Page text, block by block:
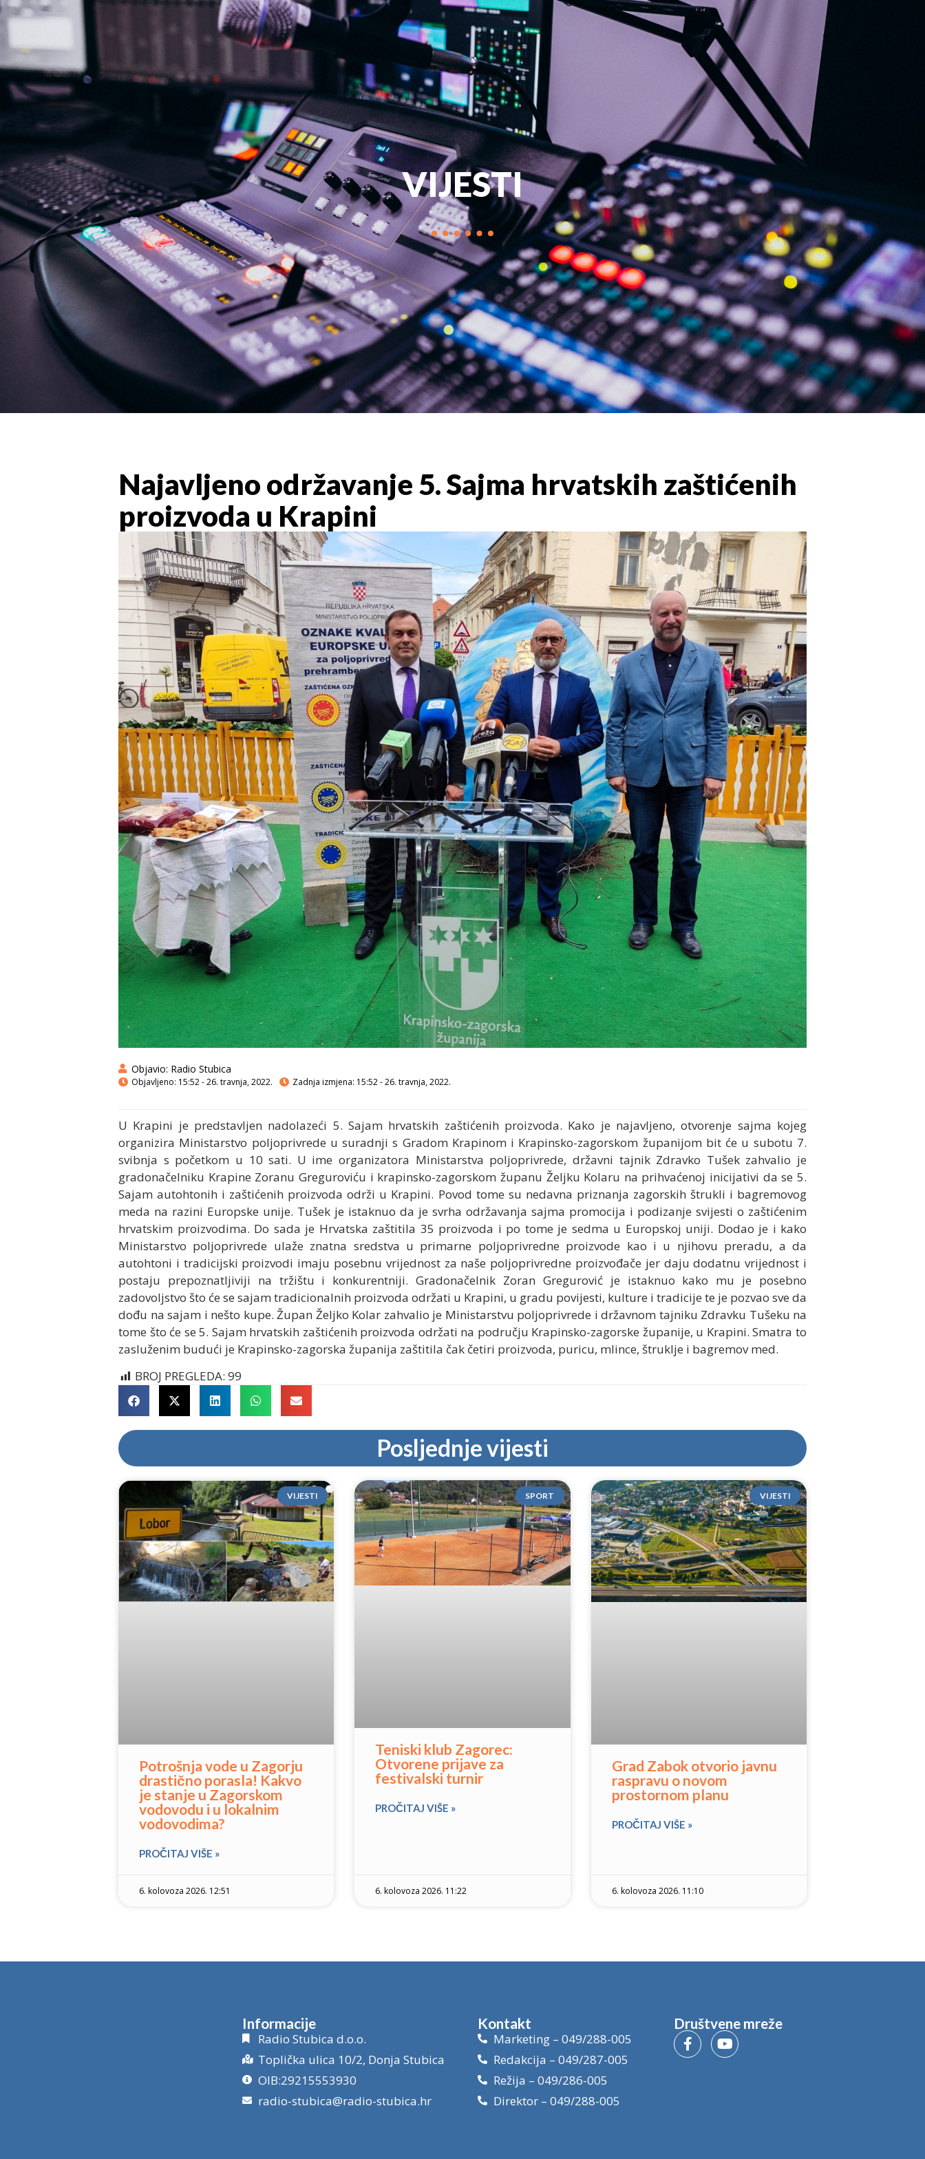
NASLOVNA VIJESTI PROGRAM MARKETING KONTAKT DOKUMENTI
VIJESTI
Najavljeno održavanje 5. Sajma hrvatskih zaštićenih
proizvoda u Krapini
Objavio: Radio Stubica
Objavljeno: 15:52 - 26. travnja, 2022. Zadnja izmjena: 15:52 - 26. travnja, 2022.
U Krapini je predstavljen nadolazeći 5. Sajam hrvatskih zaštićenih proizvoda. Kako je najavljeno, otvorenje sajma kojeg
organizira Ministarstvo poljoprivrede u suradnji s Gradom Krapinom i Krapinsko-zagorskom županijom bit će u subotu 7.
svibnja s početkom u 10 sati. U ime organizatora Ministarstva poljoprivrede, državni tajnik Zdravko Tušek zahvalio je
gradonačelniku Krapine Zoranu Greguroviću i krapinsko-zagorskom županu Željku Kolaru na prihvaćenoj inicijativi da se 5.
Sajam autohtonih i zaštićenih proizvoda održi u Krapini. Povod tome su nedavna priznanja zagorskih štrukli i bagremovog
meda na razini Europske unije. Tušek je istaknuo da je svrha održavanja sajma promocija i podizanje svijesti o zaštićenim
hrvatskim proizvodima. Do sada je Hrvatska zaštitila 35 proizvoda i po tome je sedma u Europskoj uniji. Dodao je i kako
Ministarstvo poljoprivrede ulaže znatna sredstva u primarne poljoprivredne proizvode kao i u njihovu preradu, a da
autohtoni i tradicijski proizvodi imaju posebnu vrijednost za naše poljoprivredne proizvođače jer daju dodatnu vrijednost i
postaju prepoznatljiviji na tržištu i konkurentniji.Gradonačelnik Zoran Gregurović je istaknuo kako mu je posebno
zadovoljstvo što će se sajam tradicionalnih proizvoda održati u Krapini, u gradu povijesti, kulture i tradicije te je pozvao sve da
dođu na sajam i nešto kupe. Župan Željko Kolar zahvalio je Ministarstvu poljoprivrede i državnom tajniku Zdravku Tušeku na
tome što će se 5. Sajam hrvatskih zaštićenih proizvoda održati na području Krapinsko-zagorske županije, u Krapini. Smatra to
zasluženim budući je Krapinsko-zagorska županija zaštitila čak četiri proizvoda, puricu, mlince, štruklje i bagremov med.
BROJ PREGLEDA: 99
Posljednje vijesti
VIJESTI
Potrošnja vode u Zagorju
drastično porasla! Kakvo
je stanje u Zagorskom
vodovodu i u lokalnim
vodovodima?
PROČITAJ VIŠE »
6. kolovoza 2026. 12:51
SPORT
Teniski klub Zagorec:
Otvorene prijave za
festivalski turnir
PROČITAJ VIŠE »
6. kolovoza 2026. 11:22
VIJESTI
Grad Zabok otvorio javnu
raspravu o novom
prostornom planu
PROČITAJ VIŠE »
6. kolovoza 2026. 11:10
Informacije
Radio Stubica d.o.o.
Toplička ulica 10/2, Donja Stubica
OIB:29215553930
radio-stubica@radio-stubica.hr
Kontakt
Marketing – 049/288-005
Redakcija – 049/287-005
Režija – 049/286-005
Direktor – 049/288-005
Društvene mreže